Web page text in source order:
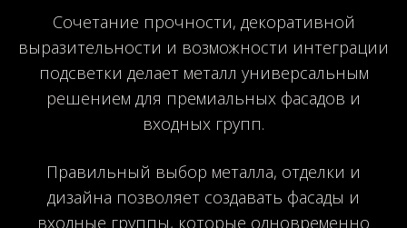
Сочетание прочности, декоративной
выразительности и возможности интеграции
подсветки делает металл универсальным
решением для премиальных фасадов и
входных групп.
Правильный выбор металла, отделки и
дизайна позволяет создавать фасады и
входные группы, которые одновременно